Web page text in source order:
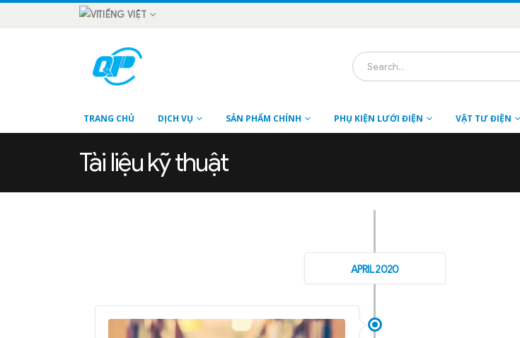
TIẾNG VIỆT
TRANG CHỦ DỊCH VỤ SẢN PHẨM CHÍNH PHỤ KIỆN LƯỚI ĐIỆN VẬT TƯ ĐIỆN
Tài liệu kỹ thuật
APRIL 2020